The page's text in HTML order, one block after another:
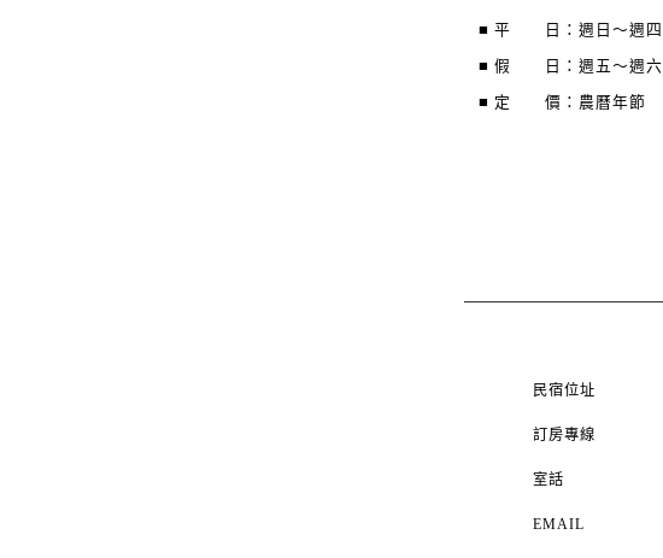
■ 平 日：週日～週四
■ 假 日：週五～週六
■ 定 價：農曆年節
民宿位址
訂房專線
室話
EMAIL